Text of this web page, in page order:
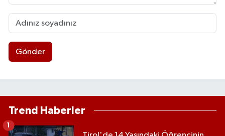
Gönder
Trend Haberler
1